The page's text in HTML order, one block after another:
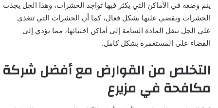
يتم وضعه في الأماكن التي يكثر فيها تواجد الحشرات، وهذا الجل يجذب
الحشرات ويقضي عليها بشكل فعال، كما أن الحشرات التي تتغذى
على الجل تنقل المادة السامة إلى أماكن اختبائها، مما يؤدي إلى
القضاء على المستعمرة بشكل كامل.
التخلص من القوارض مع أفضل شركة
مكافحة في مزيرع